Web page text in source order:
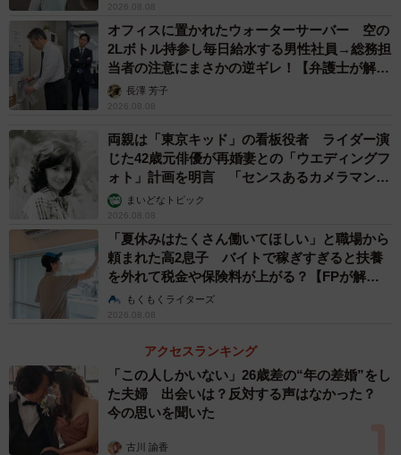
「あらあら、若い男性社員と盛り上がって。楽しそうでい
いわね」
Cさんは、職場の若い男性社員からも営業の進め方などで、
よく相談を持ち掛けられます。彼らと話していると、たま
に笑い声が混じることもありますが、それに対する「嫌味
おばさん」の視線はとても冷ややかです。露骨に不機嫌そ
うな顔をしています。
仕事上の相談と、その合間にちょっとした雑談をすること
は、社内であれば普通のこと。そんなことをわざわざ指摘
してくるあたり、嫌味おばさんの内心には「自分はCさんみ
たいに話せない…」といった思いも含まれているでしょう
そもそも“嫌味おばさん”の年齢はいくつなのか？
ここでふと気になったのは、「嫌味おばさん」自身の年齢
です。
2026.08.08
オフィスに置かれたウォーターサーバー 空の
2Lボトル持参し毎日給水する男性社員→総務担
当者の注意にまさかの逆ギレ！【弁護士が解
説】長澤 芳子
2026.08.08
両親は「東京キッド」の看板役者 ライダー演
じた42歳元俳優が再婚妻との「ウエディングフ
ォト」計画を明言 「センスあるカメラマン求
む」まいどなトピック
2026.08.08
「夏休みはたくさん働いてほしい」と職場から
頼まれた高2息子 バイトで稼ぎすぎると扶養
を外れて税金や保険料が上がる？【FPが解
説】もくもくライターズ
2026.08.08
アクセスランキング
「この人しかいない」26歳差の“年の差婚”をし
た夫婦 出会いは？反対する声はなかった？
今の思いを聞いた
古川 諭香